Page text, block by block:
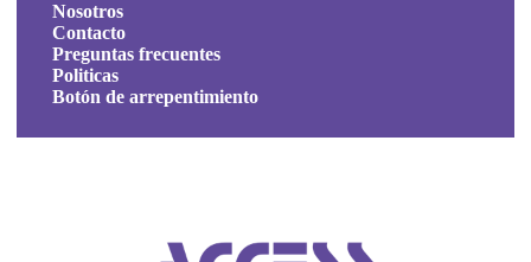
Nosotros
Contacto
Preguntas frecuentes
Politicas
Botón de arrepentimiento